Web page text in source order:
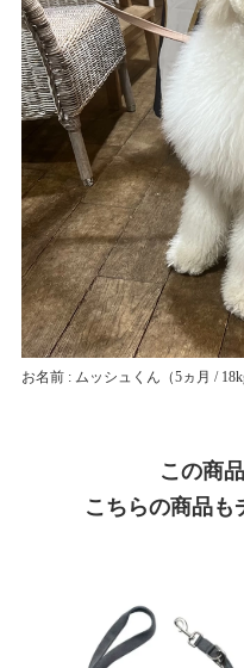
お名前 : ムッシュくん （5ヵ月 /
この商
こちらの商品も